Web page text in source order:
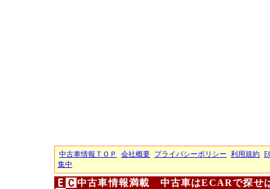
中古車情報ＴＯＰ 会社概要 プライバシーポリシー 利用規約
集中
中古車情報満載 中古車はECARで探せ